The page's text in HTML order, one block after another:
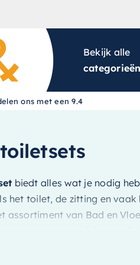
Bekijk alle
categorieën
ons met een 9.4
biedt alles wat je nodig
het toilet, de zitting en
assortiment van Bad en